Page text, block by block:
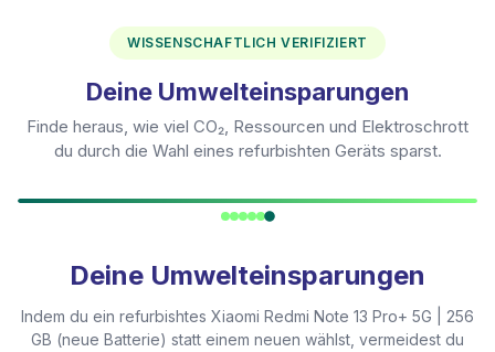
WISSENSCHAFTLICH VERIFIZIERT
Deine Umwelteinsparungen
Finde heraus, wie viel CO₂, Ressourcen und Elektroschrott
du durch die Wahl eines refurbishten Geräts sparst.
Deine Umwelteinsparungen
Indem du ein refurbishtes Xiaomi Redmi Note 13 Pro+ 5G | 256
GB (neue Batterie) statt einem neuen wählst, vermeidest du